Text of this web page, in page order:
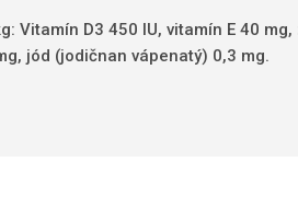
Vitamín D3 450 IU, vitamín E 40
jód (jodičnan vápenatý) 0,3 mg.